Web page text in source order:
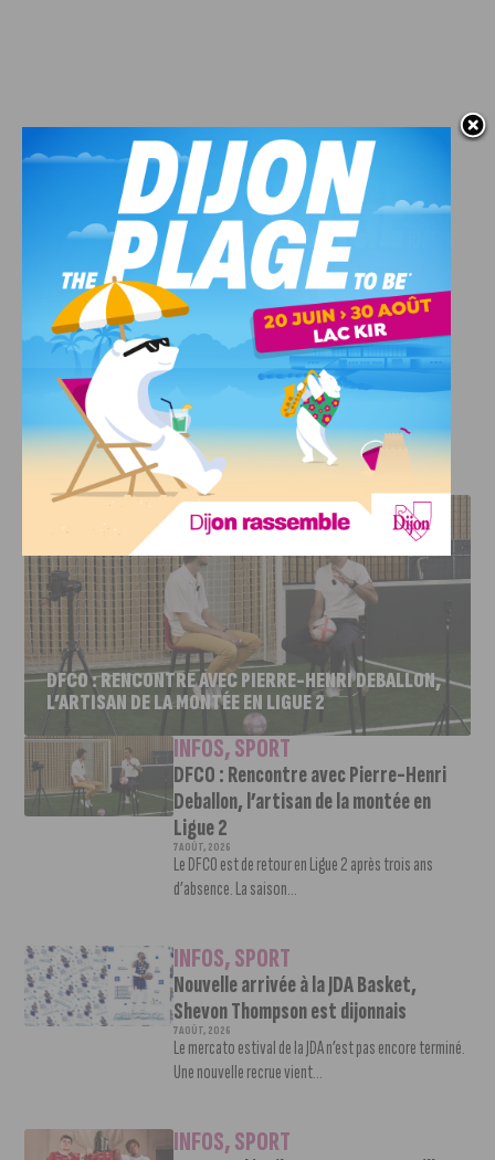
J'AIME LE DFCO
DFCO : RENCONTRE AVEC PIERRE-HENRI DEBALLON,
L’ARTISAN DE LA MONTÉE EN LIGUE 2
INFOS,SPORT
DFCO : Rencontre avec Pierre-Henri
Deballon, l’artisan de la montée en
Ligue 2
7 AOÛT, 2026
Le DFCO est de retour en Ligue 2 après trois ans
d’absence. La saison...
INFOS,SPORT
Nouvelle arrivée à la JDA Basket,
Shevon Thompson est dijonnais
7 AOÛT, 2026
Le mercato estival de la JDA n’est pas encore terminé.
Une nouvelle recrue vient...
INFOS,SPORT